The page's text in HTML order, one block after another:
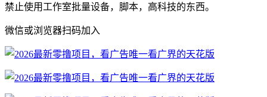
禁止使用工作室批量设备，脚本，高科技的东西。
微信或浏览器扫码加入